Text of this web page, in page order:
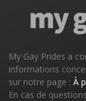
My Gay Prides a
informations
sur notre page : À
En cas de